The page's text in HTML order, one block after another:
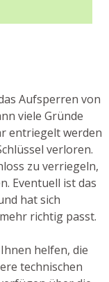
Aufsperren von
viele Gründe
entriegelt werden
verloren.
zu verriegeln,
Eventuell ist das
hat sich
richtig passt.
helfen, die
technischen